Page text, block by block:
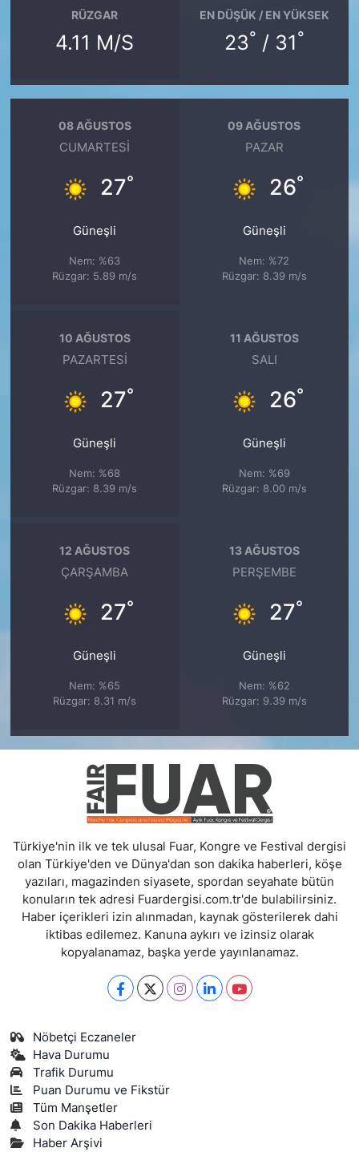
RÜZGAR
4.11 M/S
EN DÜŞÜK / EN YÜKSEK
23° / 31°
08 AĞUSTOS
CUMARTESI
27°
Güneşli
Nem: %63
Rüzgar: 5.89 m/s
09 AĞUSTOS
PAZAR
26°
Güneşli
Nem: %72
Rüzgar: 8.39 m/s
10 AĞUSTOS
PAZARTESI
27°
Güneşli
Nem: %68
Rüzgar: 8.39 m/s
11 AĞUSTOS
SALI
26°
Güneşli
Nem: %69
Rüzgar: 8.00 m/s
12 AĞUSTOS
ÇARŞAMBA
27°
Güneşli
Nem: %65
Rüzgar: 8.31 m/s
13 AĞUSTOS
PERŞEMBE
27°
Güneşli
Nem: %62
Rüzgar: 9.39 m/s
Türkiye'nin ilk ve tek ulusal Fuar, Kongre ve Festival dergisi
olan Türkiye'den ve Dünya'dan son dakika haberleri, köşe
yazıları, magazinden siyasete, spordan seyahate bütün
konuların tek adresi Fuardergisi.com.tr'de bulabilirsiniz.
Haber içerikleri izin alınmadan, kaynak gösterilerek dahi
iktibas edilemez. Kanuna aykırı ve izinsiz olarak
kopyalanamaz, başka yerde yayınlanamaz.
Nöbetçi Eczaneler
Hava Durumu
Trafik Durumu
Puan Durumu ve Fikstür
Tüm Manşetler
Son Dakika Haberleri
Haber Arşivi